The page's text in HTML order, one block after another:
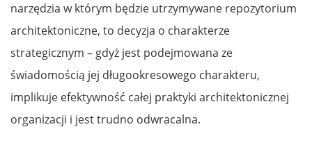
narzędzia w którym będzie utrzymywane repozytorium
architektoniczne, to decyzja o charakterze
strategicznym – gdyż jest podejmowana ze
świadomością jej długookresowego charakteru,
implikuje efektywność całej praktyki architektonicznej
organizacji i jest trudno odwracalna.